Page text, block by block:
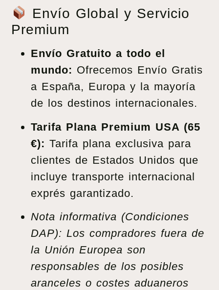
Envío Global y Servicio
Premium
Envío Gratuito a todo el
mundo: Ofrecemos Envío Gratis
a España, Europa y la mayoría
de los destinos internacionales.
Tarifa Plana Premium USA (65
€): Tarifa plana exclusiva para
clientes de Estados Unidos que
incluye transporte internacional
exprés garantizado.
Nota informativa (Condiciones
DAP): Los compradores fuera de
la Unión Europea son
responsables de los posibles
aranceles o costes aduaneros